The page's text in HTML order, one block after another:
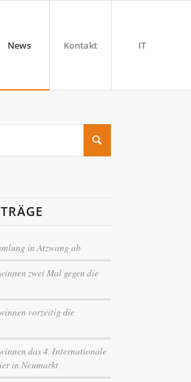
News Kontakt IT
in Atzwang ab
zwei Mal gegen die
vorzeitig die
das 4. Internationale
in Neumarkt